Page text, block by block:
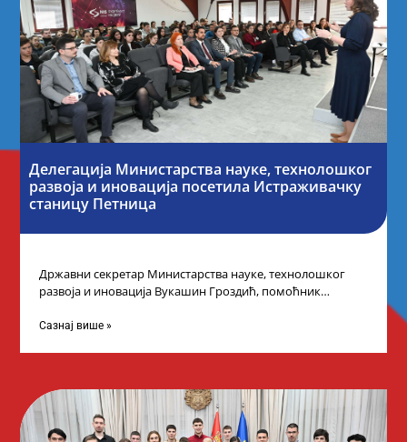
Делегација Министарства науке, технолошког
развоја и иновација посетила Истраживачку
станицу Петница
Државни секретар Министарства науке, технолошког
развоја и иновација Вукашин Гроздић, помоћник
промоцију
Сазнај више »